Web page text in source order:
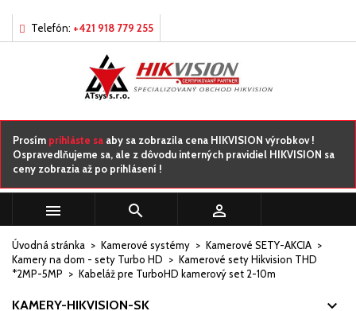
Telefón: +421 918 779 255
Prosím prihláste sa aby sa zobrazila cena HIKVISION výrobkov !
Ospravedlňujeme sa, ale z dôvodu interných pravidiel HIKVISION sa
ceny zobrazia až po prihlásení !
  
Úvodná stránka Kamerové systémy
Kamerové SETY-AKCIA
Kamery na dom - sety Turbo HD
Kamerové sety Hikvision THD
*2MP-5MP
Kabeláž pre TurboHD kamerový set 2-10m
KAMERY-HIKVISION-SK
Môj zoznamy prianí
add_circle_outlineVytvorte nový zoznam
((title))
((cancelText)) ((createText))
Prihlásiť sa
Musíte byť prihlásený, aby ste si mohli výrobky uložiť do
svojho zoznamu želaní.
((cancelText)) ((loginText))